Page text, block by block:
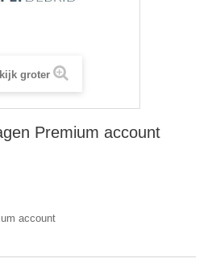
groter
Premium account
account